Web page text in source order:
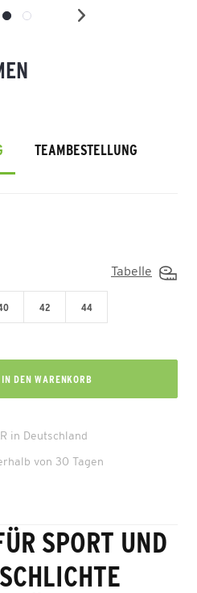
TEAMBESTELLUNG
Tabelle
42 44
IN DEN WARENKORB
in Deutschland
von 30 Tagen
SPORT UND